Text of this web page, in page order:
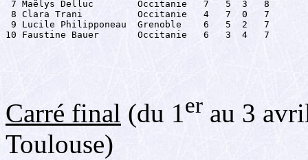
7 Maëlys Delluc        Occitanie   7   5  3   8
8 Clara Trani          Occitanie   4   7  0   7
9 Lucile Philipponeau  Grenoble    6   5  2   7
10 Faustine Bauer       Occitanie   6   3  4   7
Carré final (du 1er au 3
Toulouse)